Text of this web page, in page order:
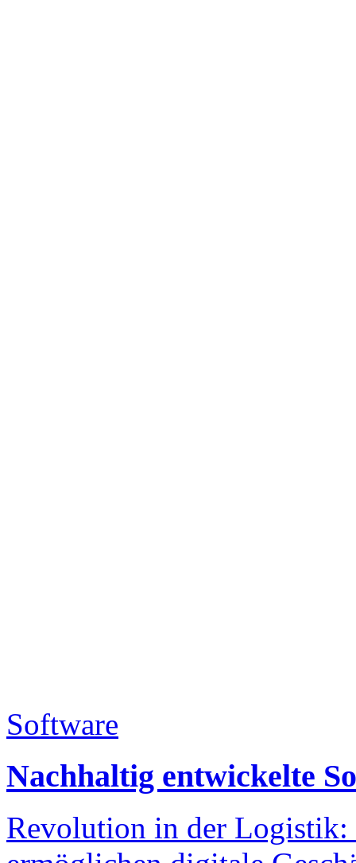
Software
Nachhaltig entwickelte
Revolution in der Logistik: